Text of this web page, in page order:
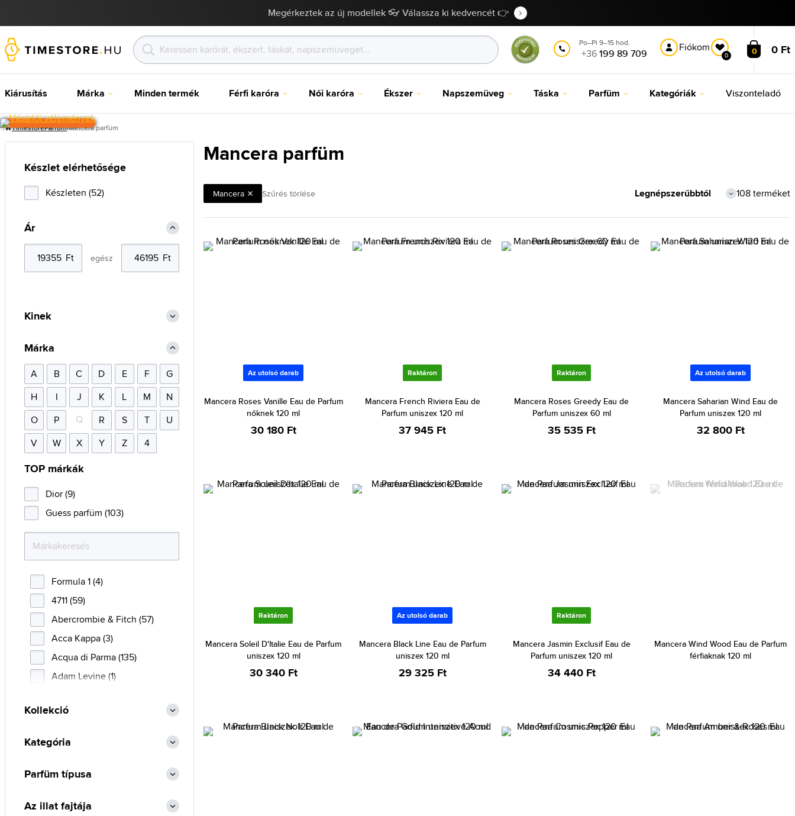
Megérkeztek az új modellek 👓 Válassza ki kedvencét 👉
Po–Pi 9–15 hod.
+36199 89 709 Fiókom
0 0 0 Ft
Kiárusítás Márka Minden termék Férfi karóra Női karóra Ékszer Napszemüveg Táska Parfüm Kategóriák Viszonteladó
TimestoreParfümMancera parfüm
Mancera parfüm
Mancera Szűrés törlése 108 terméket
Az utolsó darab
Mancera Roses Vanille Eau de Parfum
nőknek 120 ml
30 180 Ft
Raktáron
Mancera French Riviera Eau de
Parfum uniszex 120 ml
37 945 Ft
Raktáron
Mancera Roses Greedy Eau de
Parfum uniszex 60 ml
35 535 Ft
Az utolsó darab
Mancera Saharian Wind Eau de
Parfum uniszex 120 ml
32 800 Ft
Raktáron
Mancera Soleil D'Italie Eau de Parfum
uniszex 120 ml
30 340 Ft
Az utolsó darab
Mancera Black Line Eau de Parfum
uniszex 120 ml
29 325 Ft
Raktáron
Mancera Jasmin Exclusif Eau de
Parfum uniszex 120 ml
34 440 Ft
Mancera Wind Wood Eau de Parfum
férfiaknak 120 ml
Készlet elérhetősége
Készleten (52)
Ár
egész
Kinek
Márka
A B C D E F
G
H
I J K L M
N
O
P Q R S T
U
V
W X Y Z 4
TOP márkák
Dior (9)
Guess parfüm (103)
Formula 1 (4)
4711 (59)
Abercrombie & Fitch (57)
Acca Kappa (3)
Acqua di Parma (135)
Adam Levine (1)
Adolfo Dominguez (42)
Aigner (40)
Al Haramain (207)
Kollekció
Kategória
Parfüm típusa
Az illat fajtája